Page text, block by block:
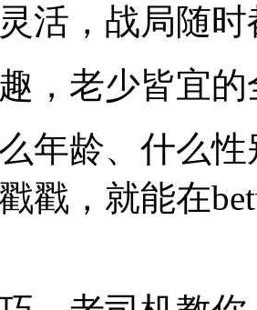
活，战局随
趣，老少皆宜
年龄、什么
戳，就能在